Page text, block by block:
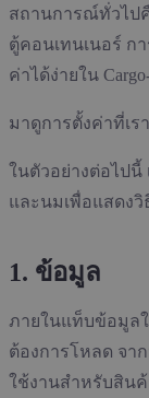
สถานการณ์ทั่วไป
ตู้คอนเทนเนอร์ ก
ค่าได้ง่ายใน
มาดูการตั้งค่าที่เร
ในตัวอย่างต่อไปนี้
และนมเพื่อแสดงวิ
1. ข้อมูล
ภายในแท็บข้อมูลใ
ต้องการโหลด จา
ใช้งานสำหรับสิน